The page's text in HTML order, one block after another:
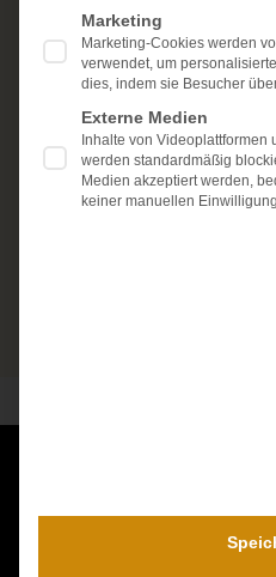
Dr. Wambach & Walter
Marketing
Marketing-Cookies werden
verwendet, um
dies, indem sie Besucher
Externe Medien
Inhalte von Videoplattformen
werden standardmäßig
Medien akzeptiert werden,
keiner manuellen